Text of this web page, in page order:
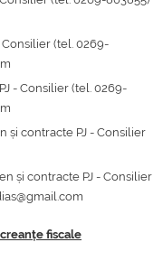
(tel. 0269-
- Consilier (tel. 0269-
și contracte PJ - Consilier
și contracte PJ - Consilier
fiscale